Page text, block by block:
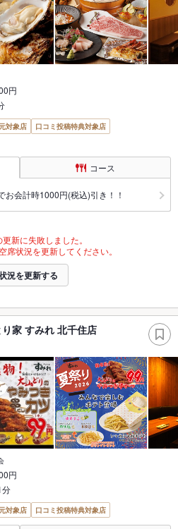
円
対象店
口コミ投稿特典対象店
コース
お会計時1000円(税込)引き！！
新に失敗しました。
席状況を更新してください。
況を更新する
家 すみれ 北千住店
円
分
対象店 口コミ投稿特典対象店